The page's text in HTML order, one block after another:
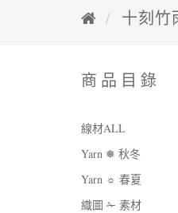
十刻竹
商品目錄
線材ALL
Yarn ❅ 秋冬
Yarn ☼ 春夏
織圖 ✁ 素材